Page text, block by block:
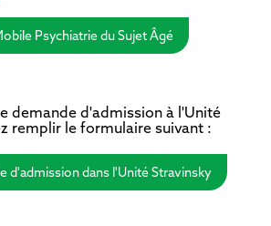
Psychiatrie du Sujet Âgé
demande d'admission à l'Unité
remplir le formulaire suivant :
d'admission dans l'Unité Stravinsky